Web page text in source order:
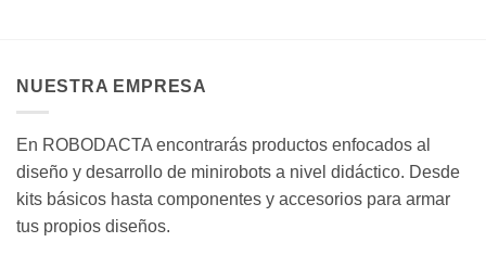
NUESTRA EMPRESA
En ROBODACTA encontrarás productos enfocados al
diseño y desarrollo de minirobots a nivel didáctico. Desde
kits básicos hasta componentes y accesorios para armar
tus propios diseños.